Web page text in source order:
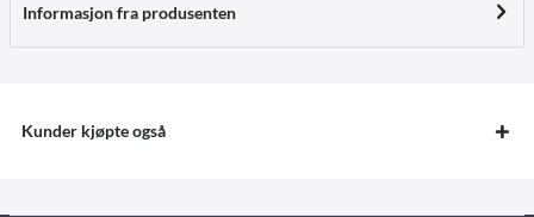
Informasjon fra produsenten
Kunder kjøpte også